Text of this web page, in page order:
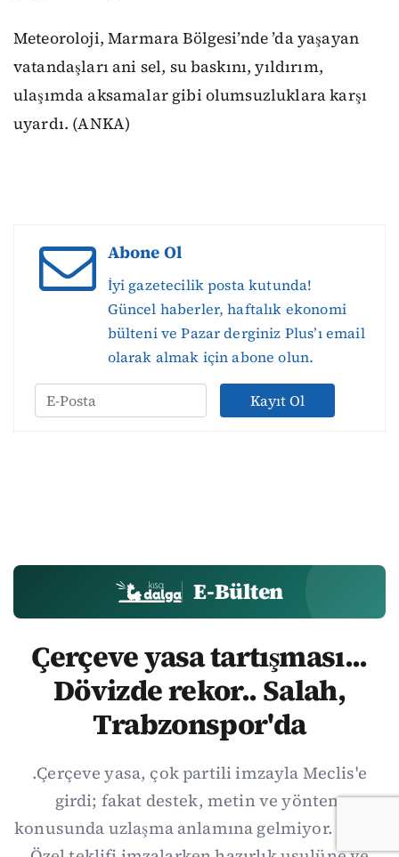
Meteoroloji, Marmara Bölgesi’nde ’da yaşayan
vatandaşları ani sel, su baskını, yıldırım,
ulaşımda aksamalar gibi olumsuzluklara karşı
uyardı. (ANKA)
Abone Ol
İyi gazetecilik posta kutunda!
Güncel haberler, haftalık ekonomi
bülteni ve Pazar derginiz Plus’ı email
olarak almak için abone olun.
Kayıt Ol
E-Bülten
Çerçeve yasa tartışması...
Dövizde rekor.. Salah,
Trabzonspor'da
.Çerçeve yasa, çok partili imzayla Meclis'e
girdi; fakat destek, metin ve yöntem
konusunda uzlaşma anlamına gelmiyor. Özgür